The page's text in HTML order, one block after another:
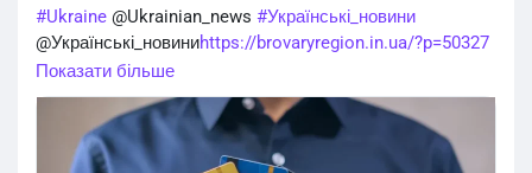
#Ukraine @Ukrainian_news #Українські_новини
@Українські_новиниhttps://brovaryregion.in.ua/?p=50327
Показати більше